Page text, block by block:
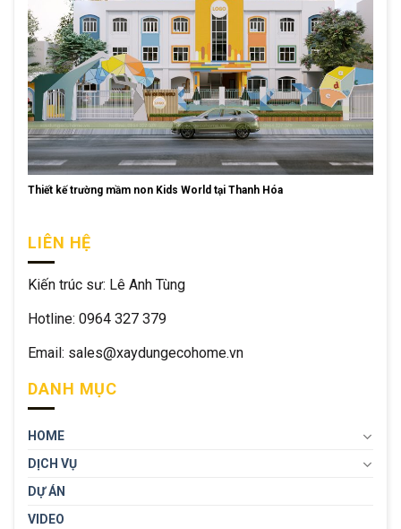
Thiết kế trường mầm non Kids World tại Thanh Hóa
LIÊN HỆ
Kiến trúc sư: Lê Anh Tùng
Hotline: 0964 327 379
Email: sales@xaydungecohome.vn
DANH MỤC
HOME
DỊCH VỤ
DỰ ÁN
VIDEO